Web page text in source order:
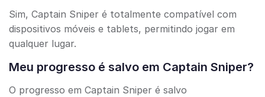
Sim, Captain Sniper é totalmente compatível com
dispositivos móveis e tablets, permitindo jogar em
qualquer lugar.
Meu progresso é salvo em Captain Sniper?
O progresso em Captain Sniper é salvo